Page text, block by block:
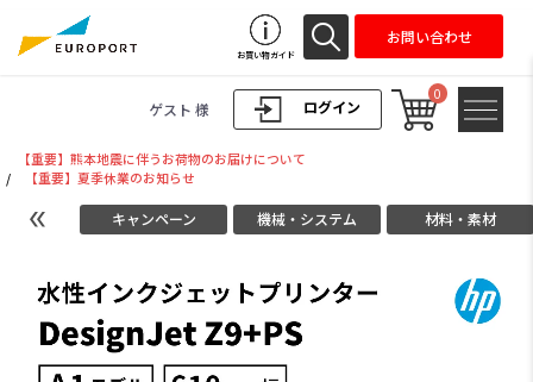
ログイン
ゲスト 様
0
お買い物ガイド
お問い合わせ
【重要】熊本地震に伴うお荷物のお届けについて
/
【重要】夏季休業のお知らせ
キャンペーン 機械・システム 材料・素材